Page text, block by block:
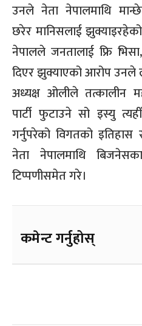
उनले नेता नेपालमाथि
छरेर मानिसलाई
नेपालले जनतालाई फ्रि
दिएर झुक्याएको आरोप उनले
अध्यक्ष ओलीले तत्कालीन
पार्टी फुटाउने सो इस्यु
गर्नुपरेको विगतको
नेता नेपालमाथि
टिप्पणीसमेत गरे।
कमेन्ट गर्नुहोस्